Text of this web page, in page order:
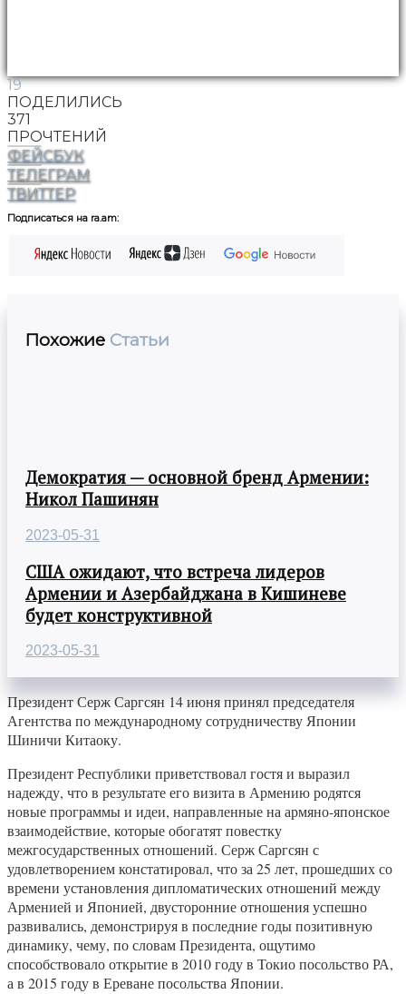
19
ПОДЕЛИЛИСЬ
371
ПРОЧТЕНИЙ
ФЕЙСБУК
ТЕЛЕГРАМ
ТВИТТЕР
Подписаться на ra.am:
Похожие Статьи
Демократия — основной бренд Армении:
Никол Пашинян
2023-05-31
США ожидают, что встреча лидеров
Армении и Азербайджана в Кишиневе
будет конструктивной
2023-05-31
Президент Серж Саргсян 14 июня принял председателя
Агентства по международному сотрудничеству Японии
Шиничи Китаоку.
Президент Республики приветствовал гостя и выразил
надежду, что в результате его визита в Армению родятся
новые программы и идеи, направленные на армяно-японское
взаимодействие, которые обогатят повестку
межгосударственных отношений. Серж Саргсян с
удовлетворением констатировал, что за 25 лет, прошедших со
времени установления дипломатических отношений между
Арменией и Японией, двусторонние отношения успешно
развивались, демонстрируя в последние годы позитивную
динамику, чему, по словам Президента, ощутимо
способствовало открытие в 2010 году в Токио посольство РА,
а в 2015 году в Ереване посольства Японии.